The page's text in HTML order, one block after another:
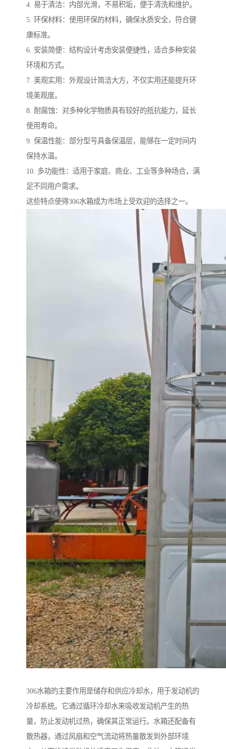
4. 易于清洁：内部光滑，不易积垢，便于清洗和维护。
5. 环保材料：使用环保的材料，确保水质安全，符合健
康标准。
6. 安装简便：结构设计考虑安装便捷性，适合多种安装
环境和方式。
7. 美观实用：外观设计简洁大方，不仅实用还能提升环
境美观度。
8. 耐腐蚀：对多种化学物质具有较好的抵抗能力，延长
使用寿命。
9. 保温性能：部分型号具备保温层，能够在一定时间内
保持水温。
10. 多功能性：适用于家庭、商业、工业等多种场合，满
足不同用户需求。
这些特点使得306水箱成为市场上受欢迎的选择之一。
306水箱的主要作用是储存和供应冷却水，用于发动机的
冷却系统。它通过循环冷却水来吸收发动机产生的热
量，防止发动机过热，确保其正常运行。水箱还配备有
散热器，通过风扇和空气流动将热量散发到外部环境